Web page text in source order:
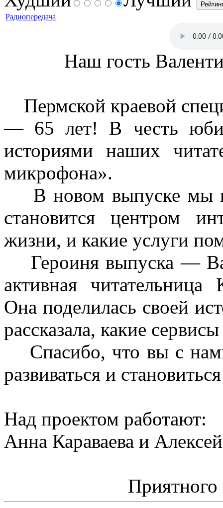
Радиопередача
Наш гость
Пермской краевой
— 65 лет! В честь
историями наших
микрофона».
В новом выпуске мы
становится центром
жизни, и какие услуги
Героиня выпуска —
активная
Она поделилась своей
рассказала, какие
Спасибо, что вы с
развиваться и
Над проектом работают:
Анна Караваева и